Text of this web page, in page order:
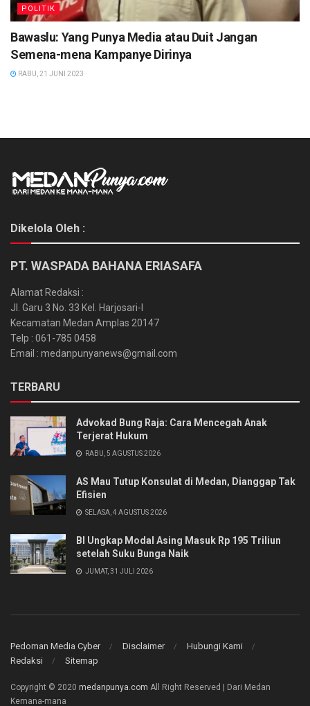
POLITIK
Bawaslu: Yang Punya Media atau Duit Jangan
Semena-mena Kampanye Dirinya
RABU, 21 JUNI 2023
Dikelola Oleh :
PT. WASPADA BAHANA ERIASAFA
Alamat Redaksi :
Jl. Garu 3 No. 33 Kel. Harjosari-I
Kecamatan Medan Amplas 20147
Telp : 061-785 0458
Email : medanpunyanews@gmail.com
TERBARU
Advokad Bung Raja: Cara Mencegah Anak
Terjerat Hukum
RABU, 5 AGUSTUS 2026
AS Mau Tutup Konsulat di Medan, Dianggap Tak
Efisien
SELASA, 4 AGUSTUS 2026
BI Ungkap Modal Asing Masuk Rp 195 Triliun
setelah Suku Bunga Naik
JUMAT, 31 JULI 2026
Pedoman Media Cyber Disclaimer
Hubungi Kami
Redaksi
Sitemap
Copyright © 2020 medanpunya.com All Right Reserved | Dari Medan
Kemana-mana